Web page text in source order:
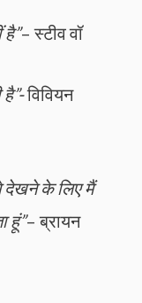
है”– स्टीव वॉ
विवियन
देखने के लिए मैं
हूं”– ब्रायन